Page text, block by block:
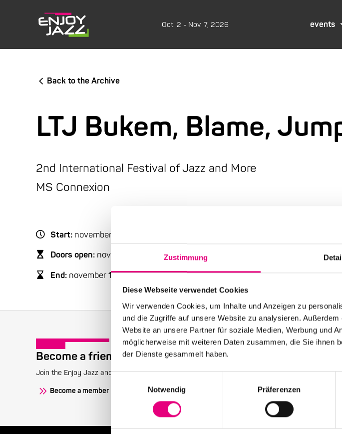
Zustimmung
Diese Webseite verwendet Cookies
Wir verwenden Cookies, um Inhalte und Anzeigen zu
und die Zugriffe auf unsere Website zu analysieren.
Website an unsere Partner für soziale Medien, Werbung und
möglicherweise mit weiteren Daten zusammen, die Sie ihnen
der Dienste gesammelt haben.
Einwilligungsauswahl
Notwendig
Präferenzen
Oct. 2 - Nov. 7, 2026 events
Back to the Archive
LTJ Bukem, Blame,
2nd International Festival of Jazz and More
MS Connexion
Start: november
Doors open: november
, 2000 – 9:00 p.m.
End: november17, 2000 – 11:00 p.m.
Become a friend!
Join the Enjoy Jazz and receive exclusive information about the festival.
Become a member